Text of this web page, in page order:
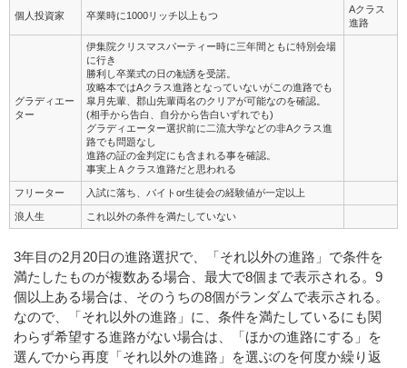
個人投資家 卒業時に1000リッチ以上もつ
Aクラス
進路
グラディエー
ター
伊集院クリスマスパーティー時に三年間ともに特別会場
に行き
勝利し卒業式の日の勧誘を受諾。
攻略本ではAクラス進路となっていないがこの進路でも
皐月先輩、郡山先輩両名のクリアが可能なのを確認。
(相手から告白、自分から告白いずれでも)
グラディエーター選択前に二流大学などの非Aクラス進
路でも問題なし
進路の証の金判定にも含まれる事を確認。
事実上Ａクラス進路だと思われる
フリーター 入試に落ち、バイトor生徒会の経験値が一定以上
浪人生 これ以外の条件を満たしていない
3年目の2月20日の進路選択で、「それ以外の進路」で条件を
満たしたものが複数ある場合、最大で8個まで表示される。9
個以上ある場合は、そのうちの8個がランダムで表示される。
なので、「それ以外の進路」に、条件を満たしているにも関
わらず希望する進路がない場合は、「ほかの進路にする」を
選んでから再度「それ以外の進路」を選ぶのを何度か繰り返